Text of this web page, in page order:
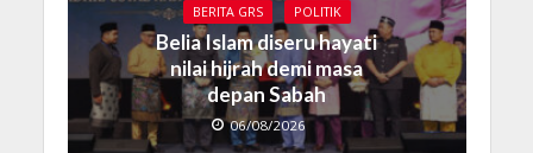
BERITA GRS POLITIK
Belia Islam diseru hayati
nilai hijrah demi masa
depan Sabah
06/08/2026